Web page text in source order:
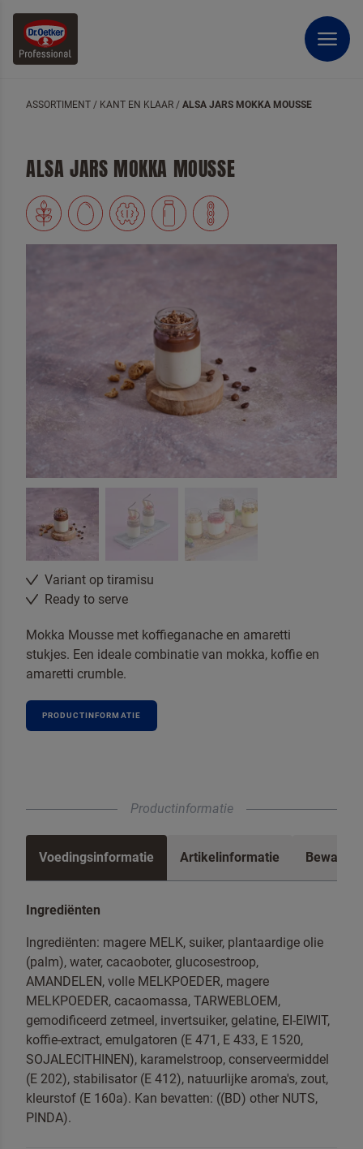
ASSORTIMENT / KANT EN KLAAR / ALSA JARS MOKKA MOUSSE
ALSA JARS MOKKA MOUSSE
Variant op tiramisu
Ready to serve
Mokka Mousse met koffieganache en amaretti
stukjes. Een ideale combinatie van mokka, koffie en
amaretti crumble.
PRODUCTINFORMATIE
Productinformatie
Voedingsinformatie Artikelinformatie Bewaren
Ingrediënten
Ingrediënten: magere MELK, suiker, plantaardige olie
(palm), water, cacaoboter, glucosestroop,
AMANDELEN, volle MELKPOEDER, magere
MELKPOEDER, cacaomassa, TARWEBLOEM,
gemodificeerd zetmeel, invertsuiker, gelatine, EI-EIWIT,
koffie-extract, emulgatoren (E 471, E 433, E 1520,
SOJALECITHINEN), karamelstroop, conserveermiddel
(E 202), stabilisator (E 412), natuurlijke aroma's, zout,
kleurstof (E 160a). Kan bevatten: ((BD) other NUTS,
PINDA).
Neem contact met ons op
Om spam te bestrijden, selecteer hieronder de
afbeelding van deCheesecake